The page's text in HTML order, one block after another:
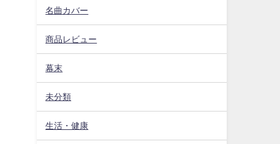
名曲カバー
商品レビュー
幕末
未分類
生活・健康